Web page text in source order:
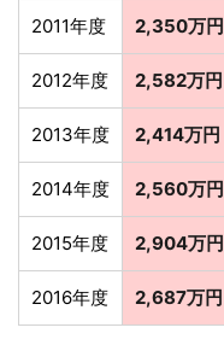
2011年度 2,350万円
2012年度 2,582万円
2013年度 2,414万円
2014年度 2,560万円
2015年度 2,904万円
2016年度 2,687万円